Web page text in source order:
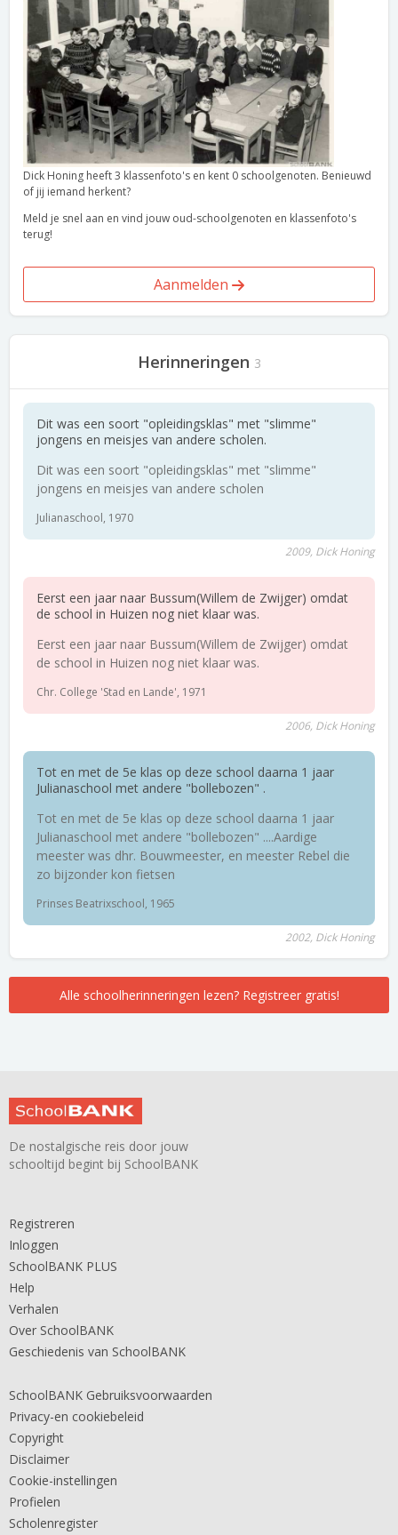
Dick Honing heeft 3 klassenfoto's en kent 0 schoolgenoten. Benieuwd
of jij iemand herkent?
Meld je snel aan en vind jouw oud-schoolgenoten en klassenfoto's
terug!
Aanmelden
Herinneringen 3
Dit was een soort "opleidingsklas" met "slimme"
jongens en meisjes van andere scholen.
Dit was een soort "opleidingsklas" met "slimme"
jongens en meisjes van andere scholen
Julianaschool, 1970
2009, Dick Honing
Eerst een jaar naar Bussum(Willem de Zwijger) omdat
de school in Huizen nog niet klaar was.
Eerst een jaar naar Bussum(Willem de Zwijger) omdat
de school in Huizen nog niet klaar was.
Chr. College 'Stad en Lande', 1971
2006, Dick Honing
Tot en met de 5e klas op deze school daarna 1 jaar
Julianaschool met andere "bollebozen" .
Tot en met de 5e klas op deze school daarna 1 jaar
Julianaschool met andere "bollebozen" ....Aardige
meester was dhr. Bouwmeester, en meester Rebel die
zo bijzonder kon fietsen
Prinses Beatrixschool, 1965
2002, Dick Honing
Alle schoolherinneringen lezen? Registreer gratis!
De nostalgische reis door jouw
schooltijd begint bij SchoolBANK
Registreren
Inloggen
SchoolBANK PLUS
Help
Verhalen
Over SchoolBANK
Geschiedenis van SchoolBANK
SchoolBANK Gebruiksvoorwaarden
Privacy-en cookiebeleid
Copyright
Disclaimer
Cookie-instellingen
Profielen
Scholenregister